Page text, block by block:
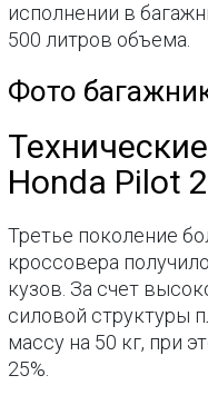
исполнении в
500 литров объема.
Фото
Honda Pilot
Третье поколение
кроссовера
кузов. За счет
силовой структуры
массу на 50 кг, при
25%.